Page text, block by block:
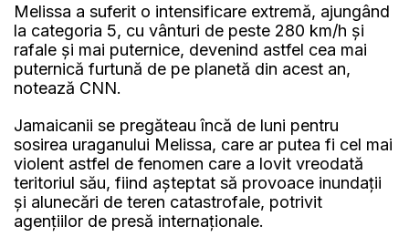
Melissa a suferit o intensificare extremă, ajungând
la categoria 5, cu vânturi de peste 280 km/h și
rafale și mai puternice, devenind astfel cea mai
puternică furtună de pe planetă din acest an,
notează CNN.
Jamaicanii se pregăteau încă de luni pentru
sosirea uraganului Melissa, care ar putea fi cel mai
violent astfel de fenomen care a lovit vreodată
teritoriul său, fiind aşteptat să provoace inundaţii
şi alunecări de teren catastrofale, potrivit
agențiilor de presă internaționale.